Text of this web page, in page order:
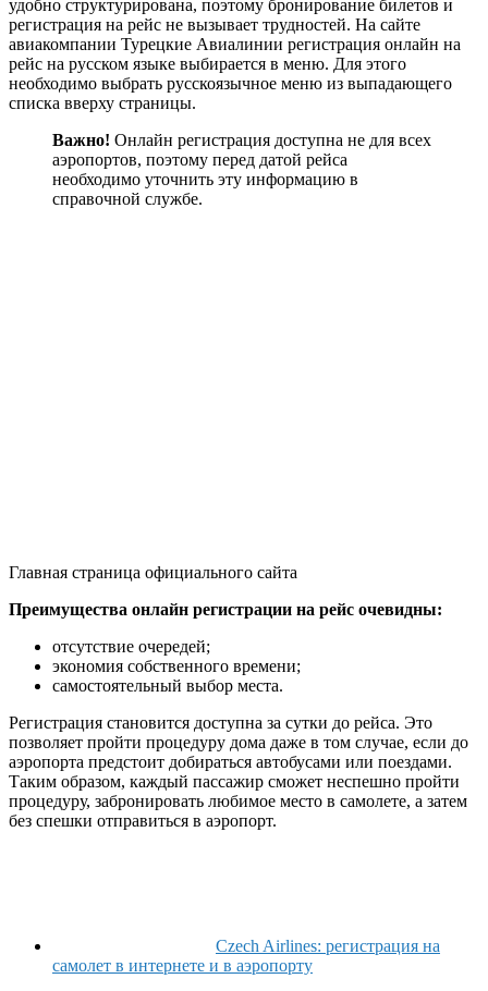
удобно структурирована, поэтому бронирование билетов и
регистрация на рейс не вызывает трудностей. На сайте
авиакомпании Турецкие Авиалинии регистрация онлайн на
рейс на русском языке выбирается в меню. Для этого
необходимо выбрать русскоязычное меню из выпадающего
списка вверху страницы.
Важно! Онлайн регистрация доступна не для всех
аэропортов, поэтому перед датой рейса
необходимо уточнить эту информацию в
справочной службе.
Главная страница официального сайта
Преимущества онлайн регистрации на рейс очевидны:
отсутствие очередей;
экономия собственного времени;
самостоятельный выбор места.
Регистрация становится доступна за сутки до рейса. Это
позволяет пройти процедуру дома даже в том случае, если до
аэропорта предстоит добираться автобусами или поездами.
Таким образом, каждый пассажир сможет неспешно пройти
процедуру, забронировать любимое место в самолете, а затем
без спешки отправиться в аэропорт.
Czech Airlines: регистрация на
самолет в интернете и в аэропорту